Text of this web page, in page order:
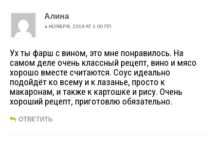
Алина
4 НОЯБРЯ, 2019 AT 2:00 ПП
Ух ты фарш с вином, это мне понравилось. На
самом деле очень классный рецепт, вино и мясо
хорошо вместе считаются. Соус идеально
подойдёт ко всему и к лазанье, просто к
макаронам, и также к картошке и рису. Очень
хороший рецепт, приготовлю обязательно.
ОТВЕТИТЬ